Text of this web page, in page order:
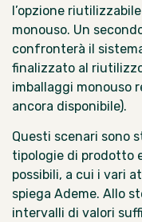
l’opzione
monouso. Un
confronterà il
finalizzato al
imballaggi monouso
ancora disponibile).
Questi scenari sono
tipologie di prodotto
possibili, a cui i vari
spiega Ademe. Allo
intervalli di valori